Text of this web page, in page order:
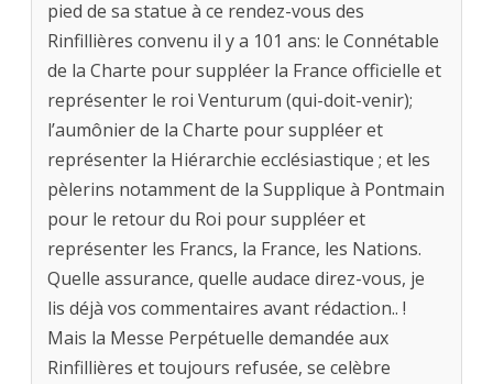
pied de sa statue à ce rendez-vous des
Rinfillières convenu il y a 101 ans: le Connétable
de la Charte pour suppléer la France officielle et
représenter le roi Venturum (qui-doit-venir);
l’aumônier de la Charte pour suppléer et
représenter la Hiérarchie ecclésiastique ; et les
pèlerins notamment de la Supplique à Pontmain
pour le retour du Roi pour suppléer et
représenter les Francs, la France, les Nations.
Quelle assurance, quelle audace direz-vous, je
lis déjà vos commentaires avant rédaction.. !
Mais la Messe Perpétuelle demandée aux
Rinfillières et toujours refusée, se celèbre